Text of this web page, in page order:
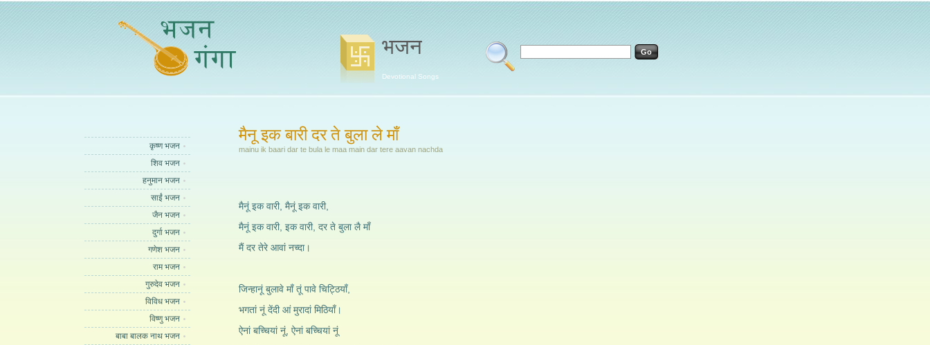
भजन
Devotional Songs
कृष्ण भजन
शिव भजन
हनुमान भजन
साईं भजन
जैन भजन
दुर्गा भजन
गणेश भजन
राम भजन
गुरुदेव भजन
विविध भजन
विष्णु भजन
बाबा बालक नाथ भजन
मैनू इक बारी दर ते बुला ले माँ
mainu ik baari dar te bula le maa main dar tere aavan nachda
मैनूं इक वारी, मैनूं इक वारी,
मैनूं इक वारी, इक वारी, दर ते बुला लै माँ
मैं दर तेरे आवां नच्दा।
जिन्हानूं बुलावे माँ तूं पावे चिट्ठियाँ,
भगतां नूं देंदी आं मुरादां मिठियाँ।
ऐनां बच्चियां नूं, ऐनां बच्चियां नूं